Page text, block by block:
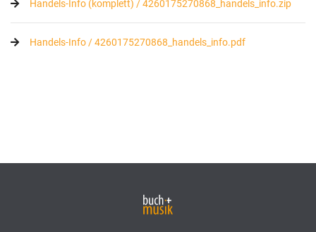
Handels-Info (komplett) / 4260175270868_handels_info.zip
Handels-Info / 4260175270868_handels_info.pdf